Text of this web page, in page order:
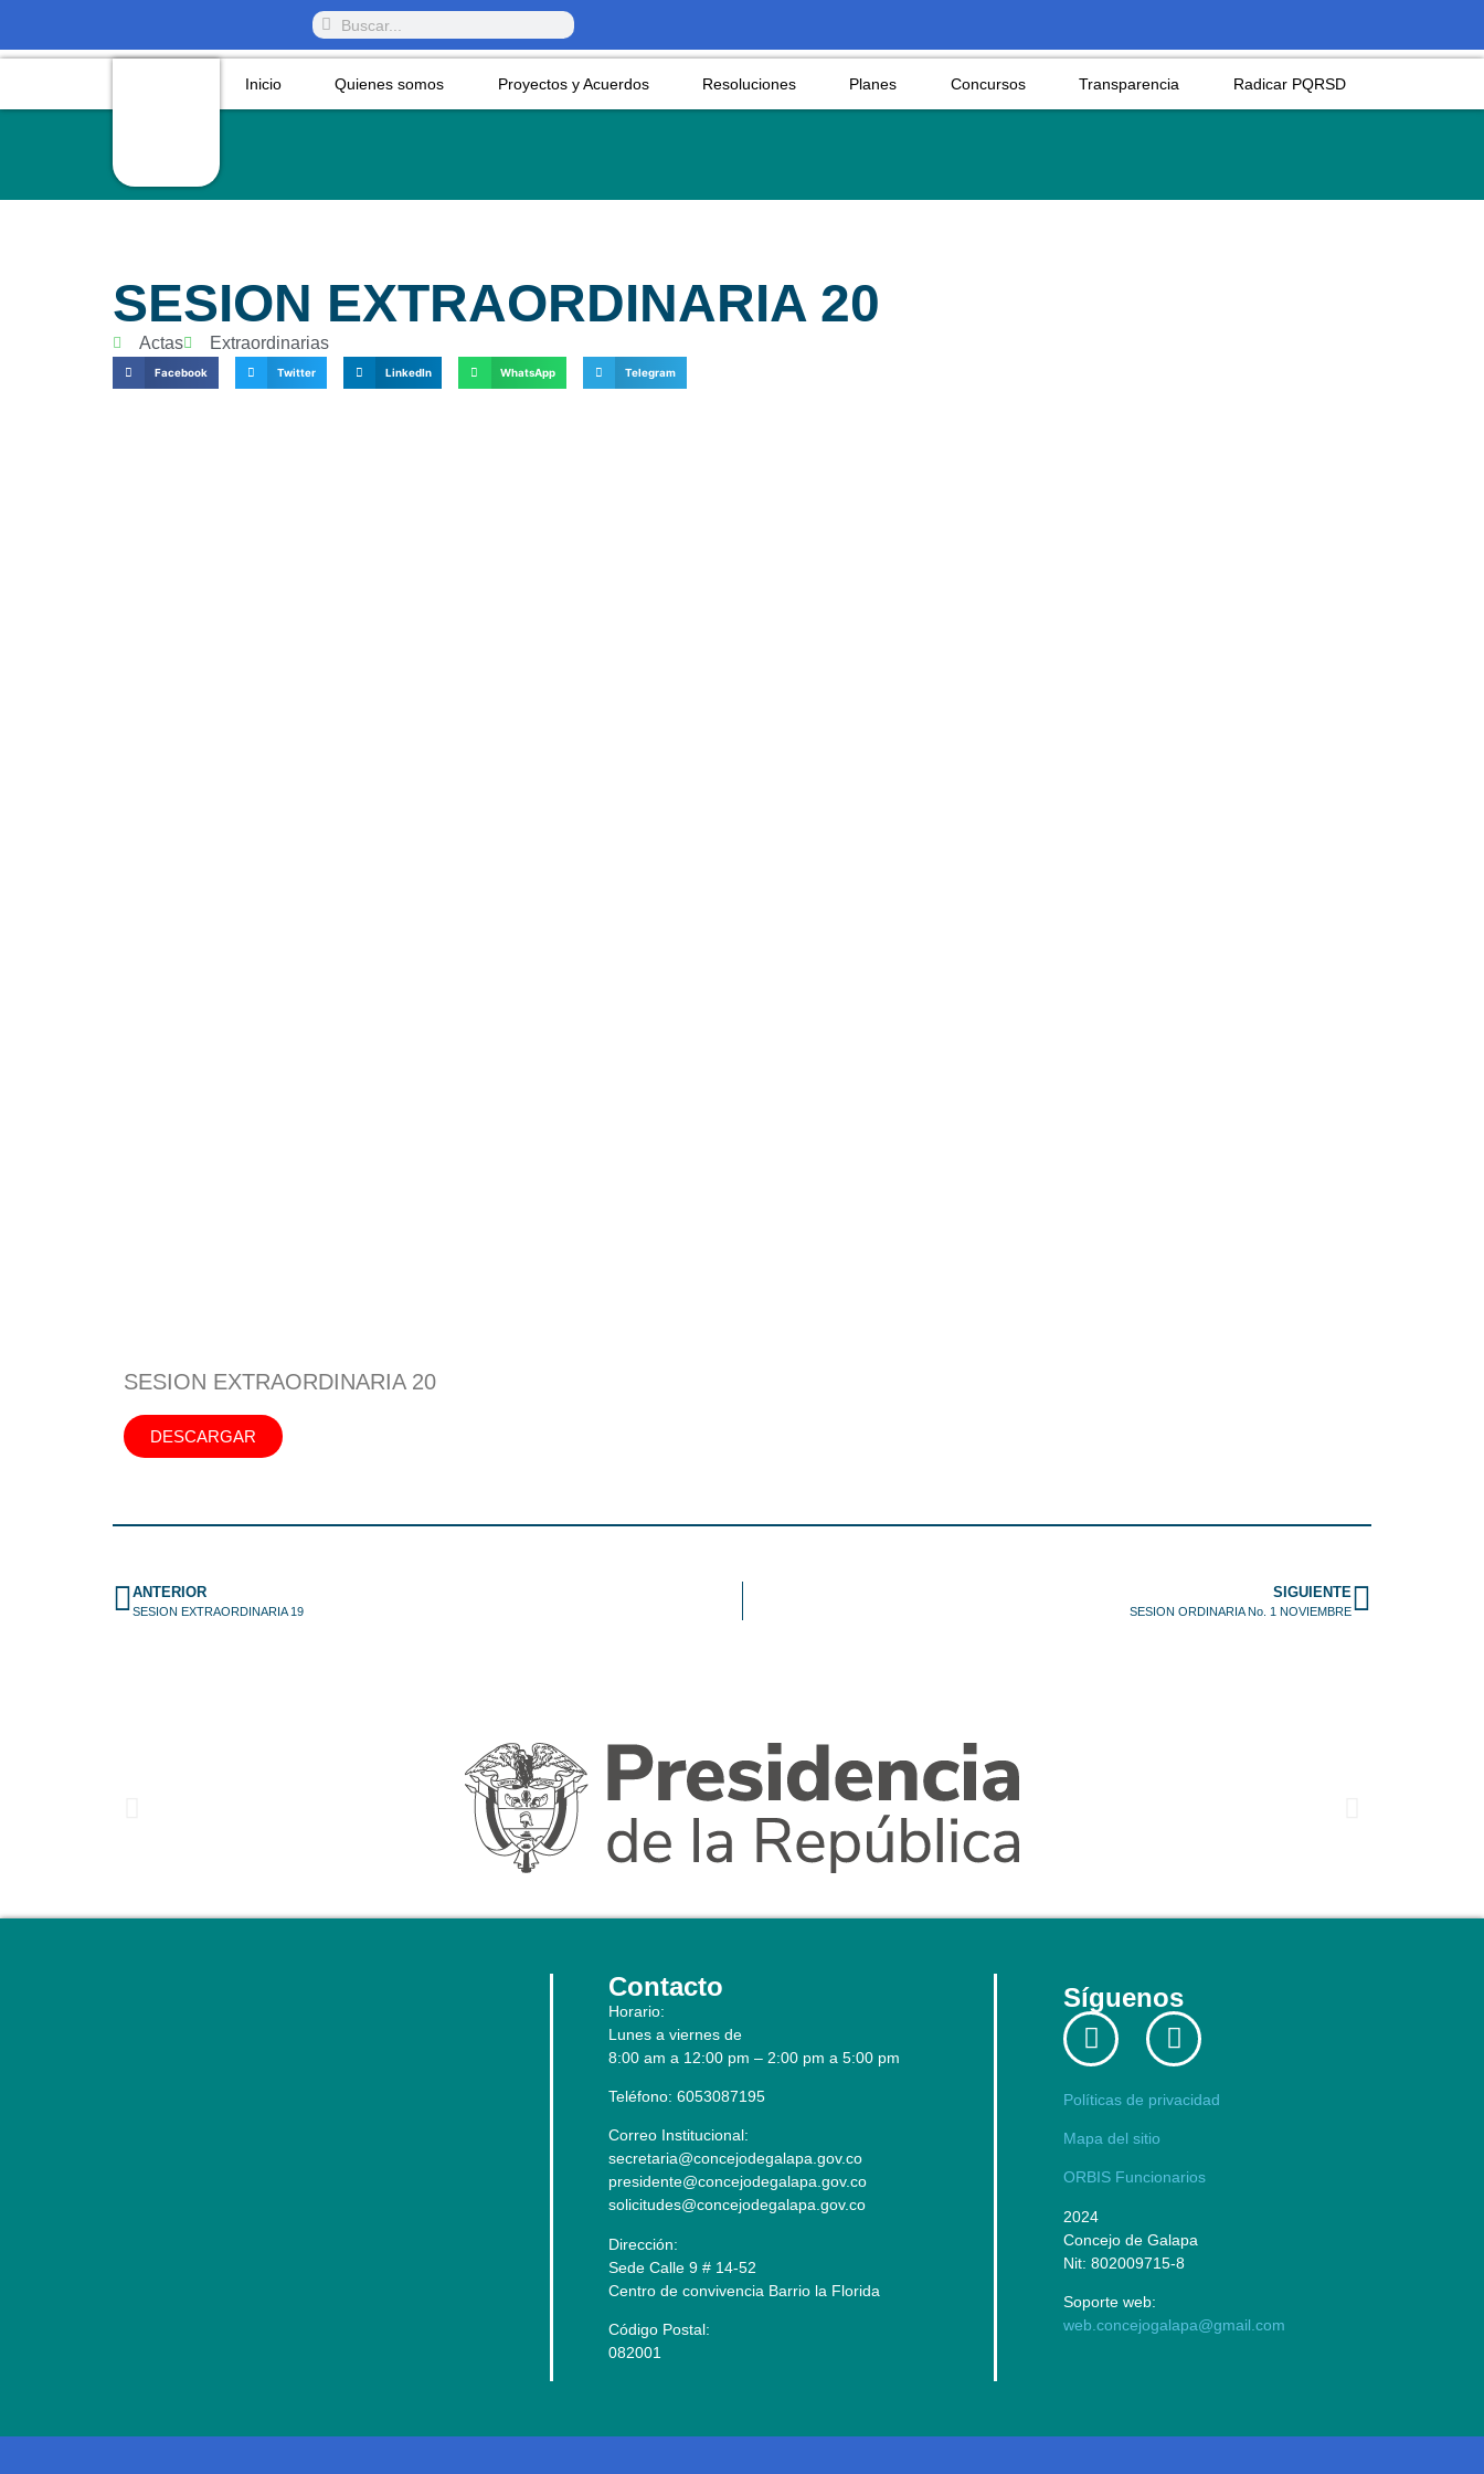
Inicio Quienes somos Proyectos y Acuerdos Resoluciones Planes Concursos Transparencia Radicar PQRSD
SESION EXTRAORDINARIA 20
Actas Extraordinarias
Facebook Twitter LinkedIn WhatsApp Telegram
SESION EXTRAORDINARIA 20
DESCARGAR
ANTERIOR
SESION EXTRAORDINARIA 19
SIGUIENTE
SESION ORDINARIA No. 1 NOVIEMBRE
Contacto
Horario:
Lunes a viernes de
8:00 am a 12:00 pm – 2:00 pm a 5:00 pm
Teléfono: 6053087195
Correo Institucional:
secretaria@concejodegalapa.gov.co
presidente@concejodegalapa.gov.co
solicitudes@concejodegalapa.gov.co
Dirección:
Sede Calle 9 # 14-52
Centro de convivencia Barrio la Florida
Código Postal:
082001
Síguenos
Políticas de privacidad
Mapa del sitio
ORBIS Funcionarios
2024
Concejo de Galapa
Nit: 802009715-8
Soporte web:
web.concejogalapa@gmail.com